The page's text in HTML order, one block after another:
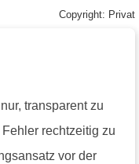
Copyright: Privat
transparent zu
rechtzeitig zu
vor der